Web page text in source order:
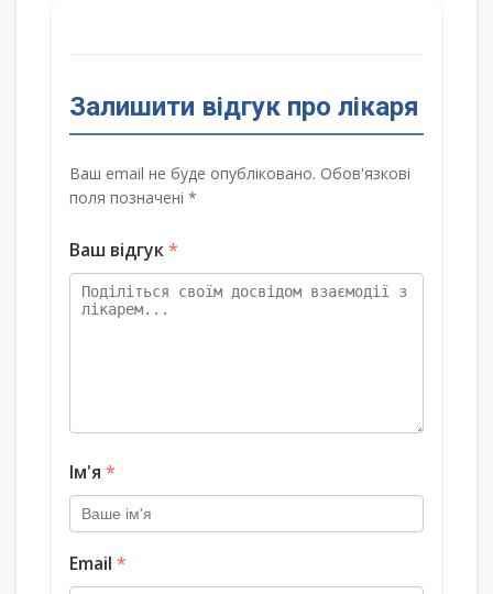
Залишити відгук про лікаря
Ваш email не буде опубліковано. Обов'язкові
поля позначені *
Ваш відгук*
Ім'я *
Email *